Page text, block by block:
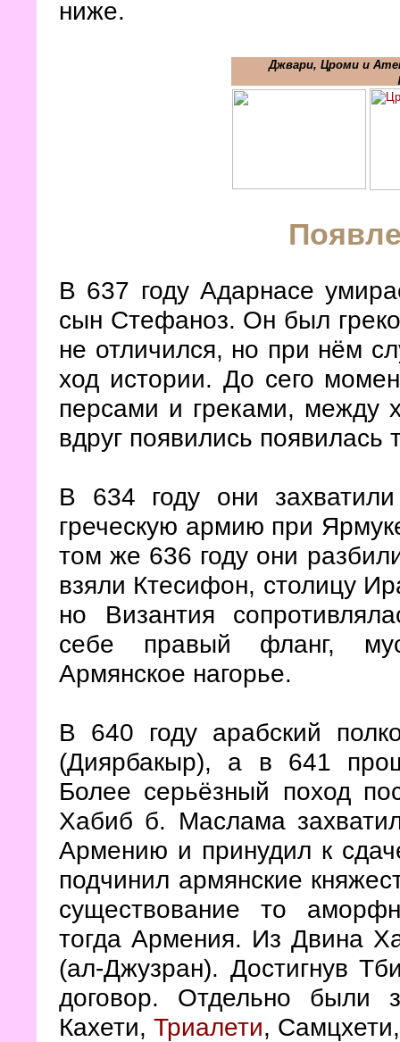
ниже.
Джвари, Цроми и
В 637 году Адарнасе
сын Стефаноз. Он был
не отличился, но при нём
ход истории. До сего
персами и греками, между
вдруг появились появилась
В 634 году они
греческую армию при
том же 636 году они
взяли Ктесифон, столицу
но Византия
себе правый фланг,
Армянское нагорье.
В 640 году арабский
(Диярбакыр), а в 641
Более серьёзный поход
Хабиб б. Маслама
Армению и принудил к
подчинил армянские
существование то
тогда Армения. Из Двина
(ал-Джузран). Достигнув
договор. Отдельно были
Кахети, Триалети,